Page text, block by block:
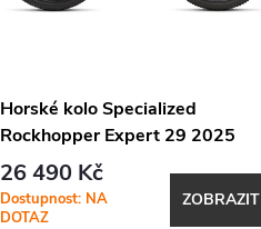
Horské kolo Specialized
Rockhopper Expert 29 2025
Satin Cast Blue Metallic / Gloss
Astral Blue
26 490 Kč
Dostupnost: NA
DOTAZ
ZOBRAZIT